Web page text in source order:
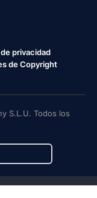
privacidad
de Copyright
S.L.U. Todos los